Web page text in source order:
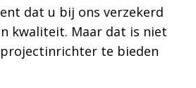
dat u bij ons verzekerd
kwaliteit. Maar dat is niet
te bieden